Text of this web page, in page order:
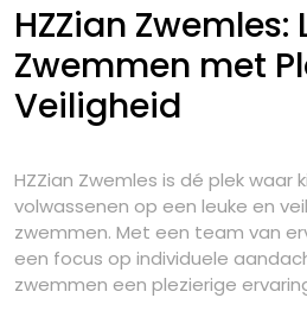
HZZian Zwemles:
Zwemmen met
Veiligheid
HZZian Zwemles is dé plek waar
volwassenen op een leuke en
zwemmen. Met een team van
een focus op individuele
zwemmen een plezierige